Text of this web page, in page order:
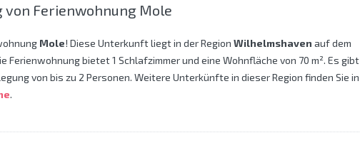
von Ferienwohnung Mole
Mole! Diese Unterkunft liegt in der Region Wilhelmshaven auf dem
Ferienwohnung bietet 1 Schlafzimmer und eine Wohnfläche von 70 m². Es gibt
von bis zu 2 Personen. Weitere Unterkünfte in dieser Region finden Sie in
.